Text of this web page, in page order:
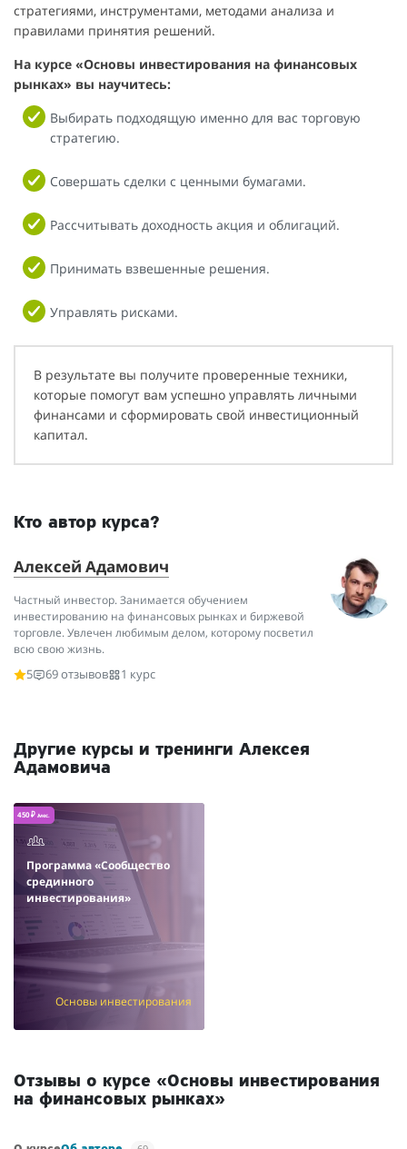
стратегиями, инструментами, методами анализа и
правилами принятия решений.
На курсе «Основы инвестирования на финансовых
рынках» вы научитесь:
Выбирать подходящую именно для вас торговую
стратегию.
Совершать сделки с ценными бумагами.
Рассчитывать доходность акция и облигаций.
Принимать взвешенные решения.
Управлять рисками.
В результате вы получите проверенные техники,
которые помогут вам успешно управлять личными
финансами и сформировать свой инвестиционный
капитал.
Кто автор курса?
Алексей Адамович
Частный инвестор. Занимается обучением
инвестированию на финансовых рынках и биржевой
торговле. Увлечен любимым делом, которому посветил
всю свою жизнь.
5
69 отзывов 1 курс
Другие курсы и тренинги Алексея
Адамовича
450 ₽ /мес.
Программа «Сообщество
срединного
инвестирования»
Основы инвестирования
Отзывы о курсе «Основы инвестирования
на финансовых рынках»